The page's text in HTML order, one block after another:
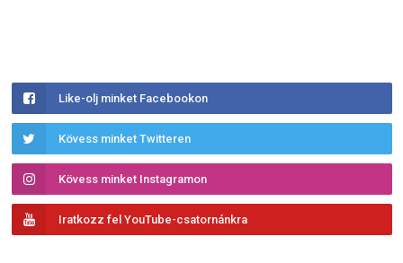
Like-olj minket Facebookon
Kövess minket Twitteren
Kövess minket Instagramon
Iratkozz fel YouTube-csatornánkra